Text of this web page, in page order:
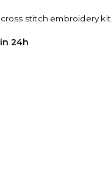
mini cross stitch embroidery kit
24h